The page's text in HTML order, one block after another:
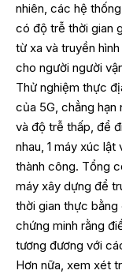
nhiên, các hệ
có độ trễ thời gian
từ xa và truyền
cho người người
Thử nghiệm thực
của 5G, chẳng
và độ trễ thấp, để
nhau, 1 máy xúc
thành công. Tổng
máy xây dựng để
thời gian thực
chứng minh rằng
tương đương với
Hơn nữa, xem xét